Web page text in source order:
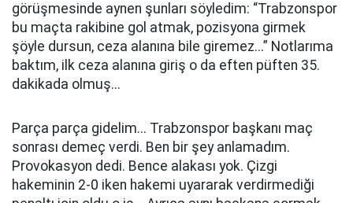
görüşmesinde aynen şunları söyledim: “Trabzonspor
bu maçta rakibine gol atmak, pozisyona girmek
şöyle dursun, ceza alanına bile giremez...” Notlarıma
baktım, ilk ceza alanına giriş o da eften püften 35.
dakikada olmuş...
Parça parça gidelim... Trabzonspor başkanı maç
sonrası demeç verdi. Ben bir şey anlamadım.
Provokasyon dedi. Bence alakası yok. Çizgi
hakeminin 2-0 iken hakemi uyararak verdirmediği